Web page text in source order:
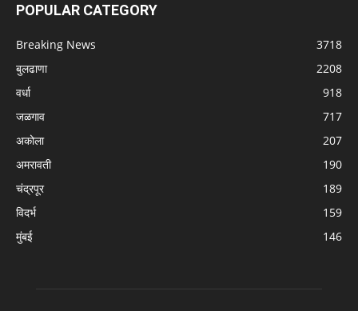
POPULAR CATEGORY
Breaking News
3718
बुलढाणा
2208
वर्धा
918
जळगाव
717
अकोला
207
अमरावती
190
चंद्रपूर
189
विदर्भ
159
मुंबई
146